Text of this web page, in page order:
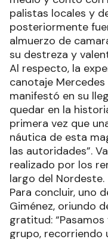
palistas locales y
posteriormente
almuerzo de
su destreza y
Al respecto, la
canotaje
manifestó en su
quedar en la
primera vez que
náutica de esta
las autoridades”.
realizado por los
largo del Nordeste.
Para concluir, uno
Giménez, oriundo
gratitud:
grupo, recorriendo